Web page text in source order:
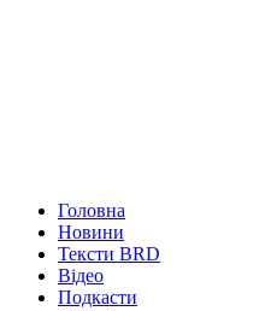
Головна
Новини
Тексти BRD
Відео
Подкасти